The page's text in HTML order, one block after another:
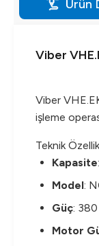
Ürün
Viber
Viber
işleme
Teknik
Kapasite
Model:
Güç:
Motor